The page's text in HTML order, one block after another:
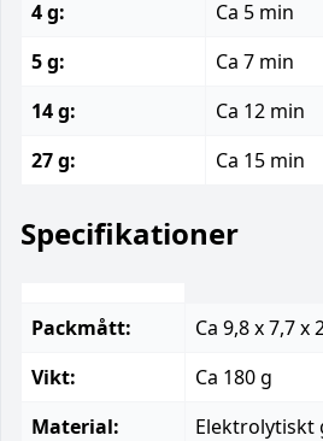
4 g:
Ca 5 min
5 g:
Ca 7 min
14 g:
Ca 12 min
27 g:
Ca 15 min
Specifikationer
Packmått:
Ca 9,8 x 7,7 x
Vikt:
Ca 180 g
Material:
Elektrolytiskt